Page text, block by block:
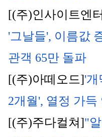
[(주)인사이트엔
'그날들', 이름값
관객 65만 돌파
[(주)아떼오드]'개
2개월', 열정 가득
[(주)주다컬쳐]"